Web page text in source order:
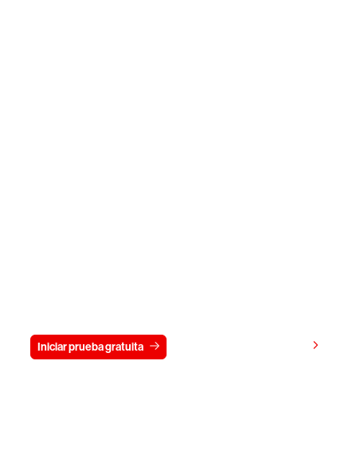
Iniciar prueba gratuita